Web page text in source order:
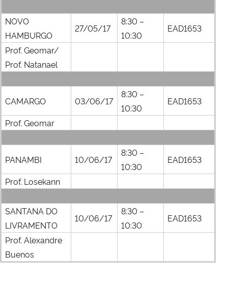
Controladoria-Geral da União
Ministério da Mulher, da Família e dos Direitos Humanos
Secretaria-Geral
Secretaria de Governo
Gabinete de Segurança Institucional
Advocacia-Geral da União
Banco Central do Brasil
Planalto
NOVO
HAMBURGO
27/05/17
8:30 –
10:30
EAD1653
Prof. Geomar/
Prof. Natanael
CAMARGO 03/06/17
8:30 –
10:30
EAD1653
Prof. Geomar
PANAMBI 10/06/17
8:30 –
10:30
EAD1653
Prof. Losekann
SANTANA DO
LIVRAMENTO
10/06/17
8:30 –
10:30
EAD1653
Prof. Alexandre
Buenos